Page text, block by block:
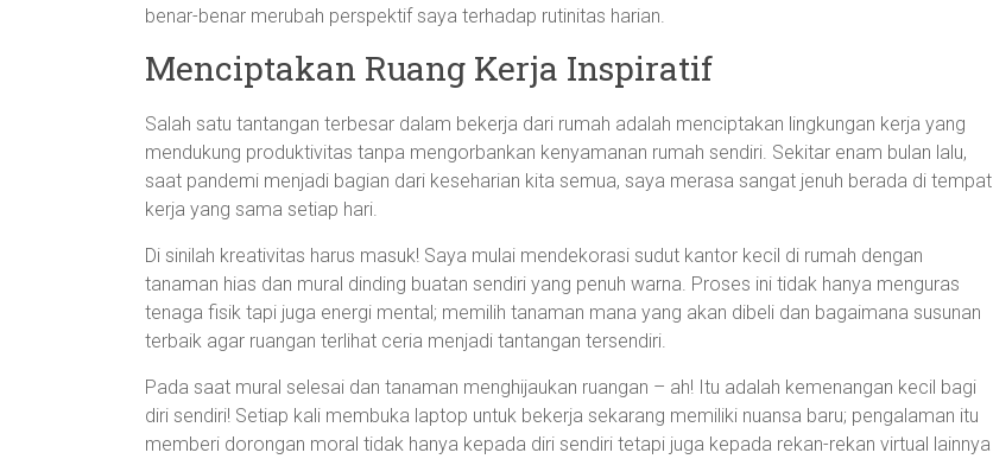
benar-benar merubah perspektif saya terhadap rutinitas harian.
Menciptakan Ruang Kerja Inspiratif
Salah satu tantangan terbesar dalam bekerja dari rumah adalah menciptakan lingkungan kerja yang
mendukung produktivitas tanpa mengorbankan kenyamanan rumah sendiri. Sekitar enam bulan lalu,
saat pandemi menjadi bagian dari keseharian kita semua, saya merasa sangat jenuh berada di tempat
kerja yang sama setiap hari.
Di sinilah kreativitas harus masuk! Saya mulai mendekorasi sudut kantor kecil di rumah dengan
tanaman hias dan mural dinding buatan sendiri yang penuh warna. Proses ini tidak hanya menguras
tenaga fisik tapi juga energi mental; memilih tanaman mana yang akan dibeli dan bagaimana susunan
terbaik agar ruangan terlihat ceria menjadi tantangan tersendiri.
Pada saat mural selesai dan tanaman menghijaukan ruangan – ah! Itu adalah kemenangan kecil bagi
diri sendiri! Setiap kali membuka laptop untuk bekerja sekarang memiliki nuansa baru; pengalaman itu
memberi dorongan moral tidak hanya kepada diri sendiri tetapi juga kepada rekan-rekan virtual lainnya